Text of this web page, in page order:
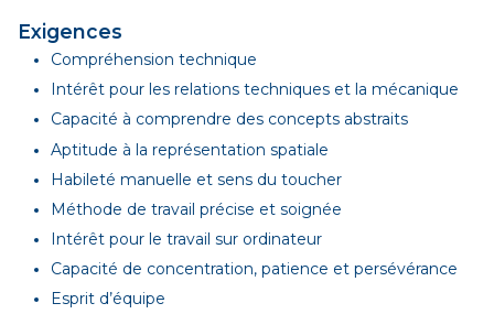
Exigences
Compréhension technique
Intérêt pour les relations techniques et la mécanique
Capacité à comprendre des concepts abstraits
Aptitude à la représentation spatiale
Habileté manuelle et sens du toucher
Méthode de travail précise et soignée
Intérêt pour le travail sur ordinateur
Capacité de concentration, patience et persévérance
Esprit d’équipe